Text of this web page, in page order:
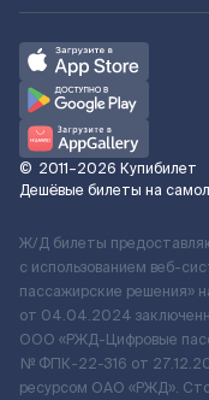
© 2011–2026 Купибилет
Дешёвые билеты на
Ж/Д билеты
с использованием веб-
пассажирские решения»
от 04.04.2024
ООО «РЖД-Цифровые
№ ФПК-22-316 от
ресурсом ОАО «РЖД».